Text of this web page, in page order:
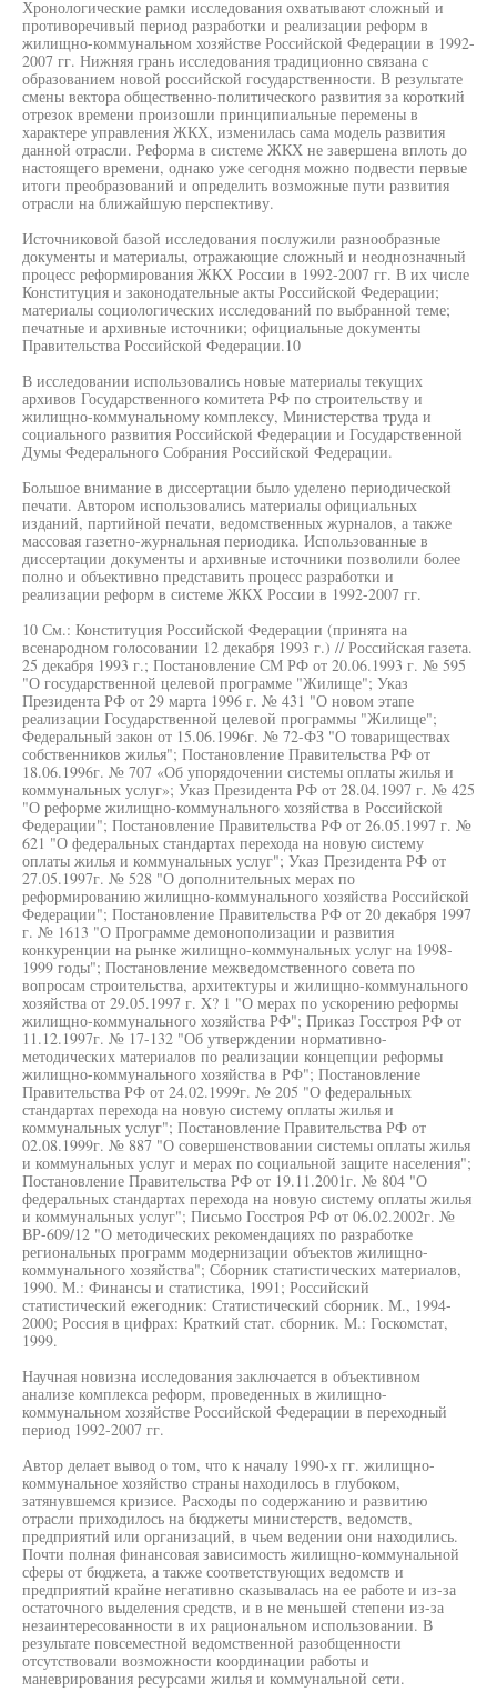
Хронологические рамки исследования охватывают сложный и
противоречивый период разработки и реализации реформ в
жилищно-коммунальном хозяйстве Российской Федерации в 1992-
2007 гг. Нижняя грань исследования традиционно связана с
образованием новой российской государственности. В результате
смены вектора общественно-политического развития за короткий
отрезок времени произошли принципиальные перемены в
характере управления ЖКХ, изменилась сама модель развития
данной отрасли. Реформа в системе ЖКХ не завершена вплоть до
настоящего времени, однако уже сегодня можно подвести первые
итоги преобразований и определить возможные пути развития
отрасли на ближайшую перспективу.
Источниковой базой исследования послужили разнообразные
документы и материалы, отражающие сложный и неоднозначный
процесс реформирования ЖКХ России в 1992-2007 гг. В их числе
Конституция и законодательные акты Российской Федерации;
материалы социологических исследований по выбранной теме;
печатные и архивные источники; официальные документы
Правительства Российской Федерации.10
В исследовании использовались новые материалы текущих
архивов Государственного комитета РФ по строительству и
жилищно-коммунальному комплексу, Министерства труда и
социального развития Российской Федерации и Государственной
Думы Федерального Собрания Российской Федерации.
Большое внимание в диссертации было уделено периодической
печати. Автором использовались материалы официальных
изданий, партийной печати, ведомственных журналов, а также
массовая газетно-журнальная периодика. Использованные в
диссертации документы и архивные источники позволили более
полно и объективно представить процесс разработки и
реализации реформ в системе ЖКХ России в 1992-2007 гг.
10 См.: Конституция Российской Федерации (принята на
всенародном голосовании 12 декабря 1993 г.) // Российская газета.
25 декабря 1993 г.; Постановление СМ РФ от 20.06.1993 г. № 595
"О государственной целевой программе "Жилище"; Указ
Президента РФ от 29 марта 1996 г. № 431 "О новом этапе
реализации Государственной целевой программы "Жилище";
Федеральный закон от 15.06.1996г. № 72-ФЗ "О товариществах
собственников жилья"; Постановление Правительства РФ от
18.06.1996г. № 707 «Об упорядочении системы оплаты жилья и
коммунальных услуг»; Указ Президента РФ от 28.04.1997 г. № 425
"О реформе жилищно-коммунального хозяйства в Российской
Федерации"; Постановление Правительства РФ от 26.05.1997 г. №
621 "О федеральных стандартах перехода на новую систему
оплаты жилья и коммунальных услуг"; Указ Президента РФ от
27.05.1997г. № 528 "О дополнительных мерах по
реформированию жилищно-коммунального хозяйства Российской
Федерации"; Постановление Правительства РФ от 20 декабря 1997
г. № 1613 "О Программе демонополизации и развития
конкуренции на рынке жилищно-коммунальных услуг на 1998-
1999 годы"; Постановление межведомственного совета по
вопросам строительства, архитектуры и жилищно-коммунального
хозяйства от 29.05.1997 г. X? 1 "О мерах по ускорению реформы
жилищно-коммунального хозяйства РФ"; Приказ Госстроя РФ от
11.12.1997г. № 17-132 "Об утверждении нормативно-
методических материалов по реализации концепции реформы
жилищно-коммунального хозяйства в РФ"; Постановление
Правительства РФ от 24.02.1999г. № 205 "О федеральных
стандартах перехода на новую систему оплаты жилья и
коммунальных услуг"; Постановление Правительства РФ от
02.08.1999г. № 887 "О совершенствовании системы оплаты жилья
и коммунальных услуг и мерах по социальной защите населения";
Постановление Правительства РФ от 19.11.2001г. № 804 "О
федеральных стандартах перехода на новую систему оплаты жилья
и коммунальных услуг"; Письмо Госстроя РФ от 06.02.2002г. №
ВР-609/12 "О методических рекомендациях по разработке
региональных программ модернизации объектов жилищно-
коммунального хозяйства"; Сборник статистических материалов,
1990. М.: Финансы и статистика, 1991; Российский
статистический ежегодник: Статистический сборник. М., 1994-
2000; Россия в цифрах: Краткий стат. сборник. М.: Госкомстат,
1999.
Научная новизна исследования заключается в объективном
анализе комплекса реформ, проведенных в жилищно-
коммунальном хозяйстве Российской Федерации в переходный
период 1992-2007 гг.
Автор делает вывод о том, что к началу 1990-х гг. жилищно-
коммунальное хозяйство страны находилось в глубоком,
затянувшемся кризисе. Расходы по содержанию и развитию
отрасли приходилось на бюджеты министерств, ведомств,
предприятий или организаций, в чьем ведении они находились.
Почти полная финансовая зависимость жилищно-коммунальной
сферы от бюджета, а также соответствующих ведомств и
предприятий крайне негативно сказывалась на ее работе и из-за
остаточного выделения средств, и в не меньшей степени из-за
незаинтересованности в их рациональном использовании. В
результате повсеместной ведомственной разобщенности
отсутствовали возможности координации работы и
маневрирования ресурсами жилья и коммунальной сети.